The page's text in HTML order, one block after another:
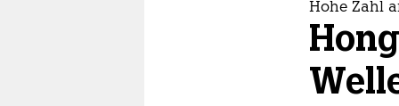
Hohe Zahl